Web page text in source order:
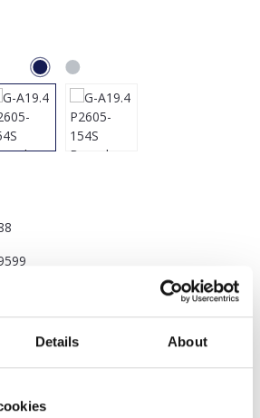
Details About
Hart 7cm